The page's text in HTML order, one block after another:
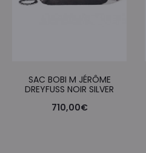
SAC BOBI M JÉRÔME
DREYFUSS NOIR SILVER
710,00€